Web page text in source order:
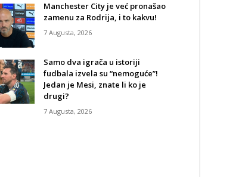
Manchester City je već pronašao
zamenu za Rodrija, i to kakvu!
7 Augusta, 2026
Samo dva igrača u istoriji
fudbala izvela su “nemoguće”!
Jedan je Mesi, znate li ko je
drugi?
7 Augusta, 2026